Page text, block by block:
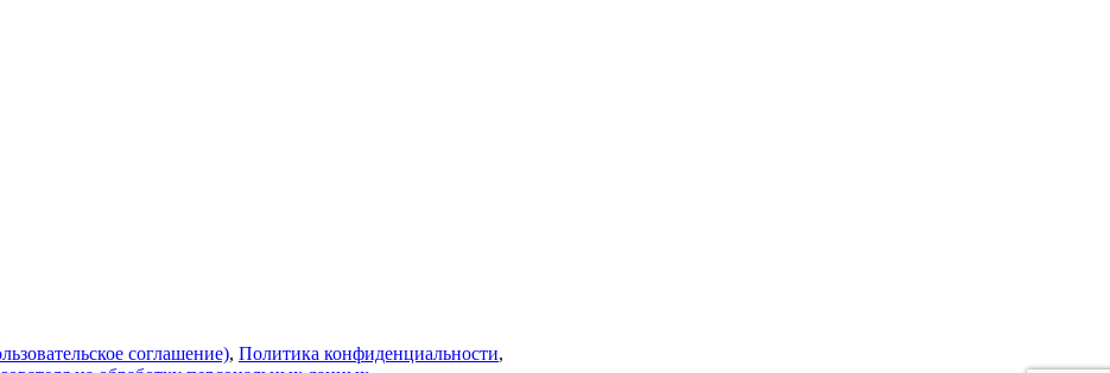
соглашение), Политика конфиденциальности,